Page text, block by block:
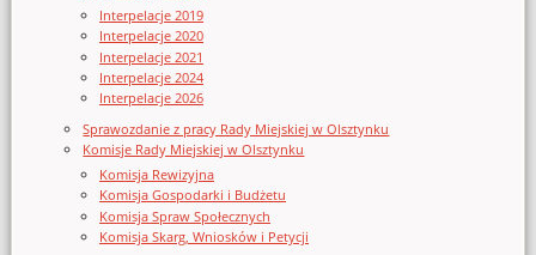
Interpelacje 2019
Interpelacje 2020
Interpelacje 2021
Interpelacje 2024
Interpelacje 2026
Sprawozdanie z pracy Rady Miejskiej w Olsztynku
Komisje Rady Miejskiej w Olsztynku
Komisja Rewizyjna
Komisja Gospodarki i Budżetu
Komisja Spraw Społecznych
Komisja Skarg, Wniosków i Petycji